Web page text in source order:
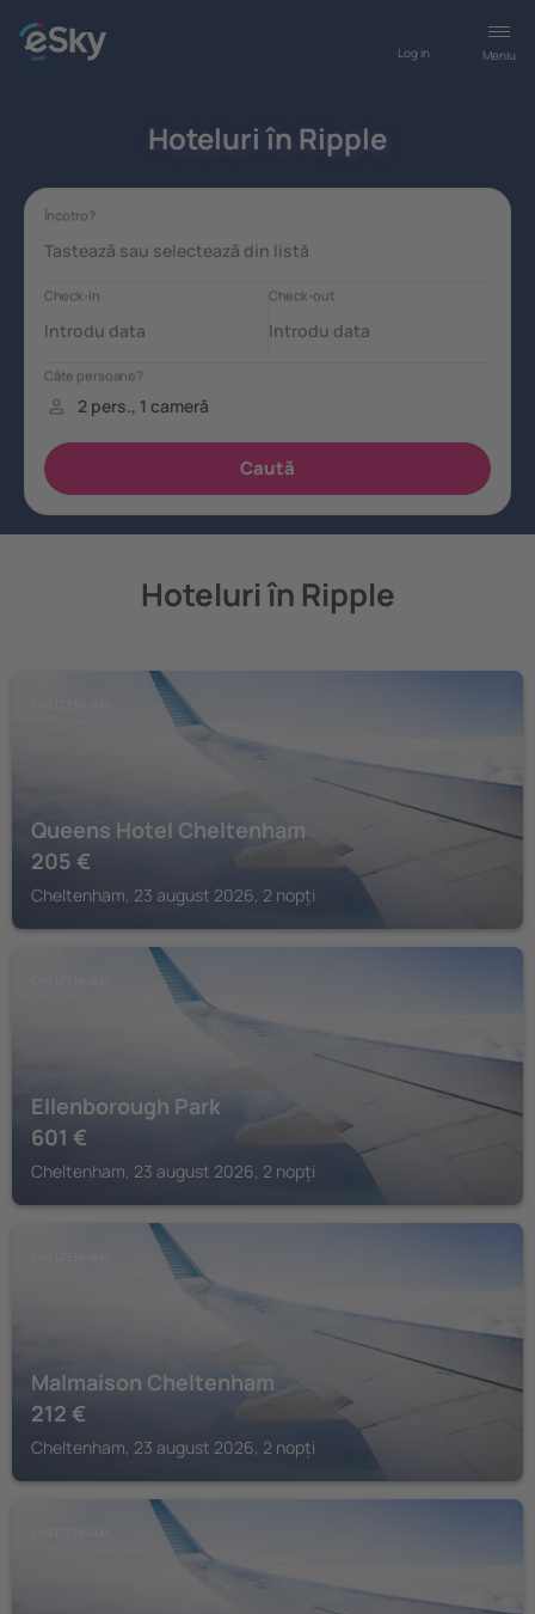
Meniu
Log in
Hoteluri în Ripple
Hoteluri în Ripple
Queens Hotel Cheltenham
205 €
Cheltenham, 23 august 2026, 2 nopți
Ellenborough Park
601 €
Cheltenham, 23 august 2026, 2 nopți
Malmaison Cheltenham
212 €
Cheltenham, 23 august 2026, 2 nopți